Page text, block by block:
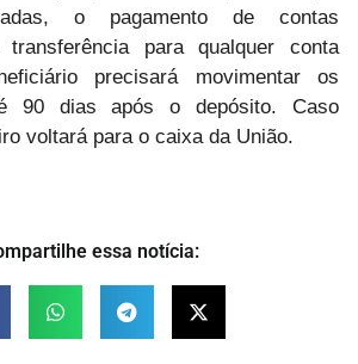
o pagamento de contas
para qualquer conta
precisará movimentar os
90 dias após o depósito. Caso
voltará para o caixa da União.
essa notícia: